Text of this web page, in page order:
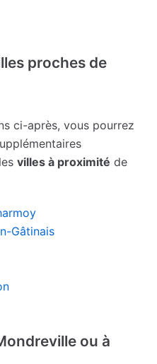
proches de
ci-après, vous pourrez
villes à proximité de
Gâtinais
ou à